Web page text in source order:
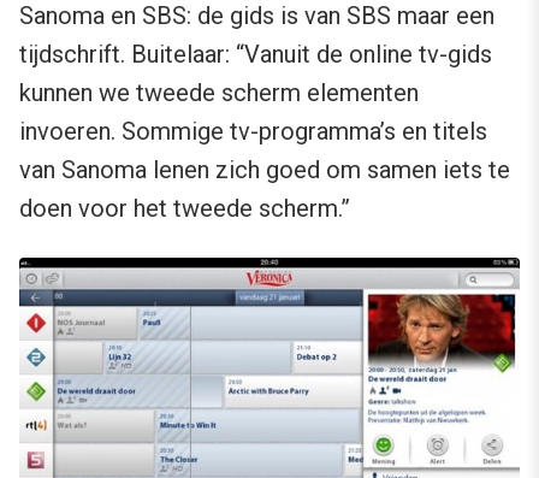
Sanoma en SBS: de gids is van SBS maar een
tijdschrift. Buitelaar: “Vanuit de online tv-gids
kunnen we tweede scherm elementen
invoeren. Sommige tv-programma’s en titels
van Sanoma lenen zich goed om samen iets te
doen voor het tweede scherm.”